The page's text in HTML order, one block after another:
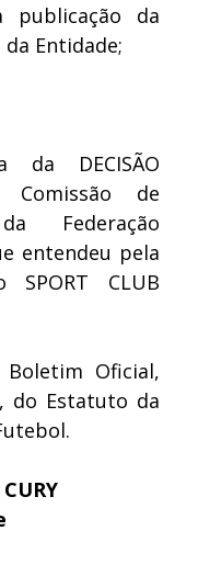
publicação da
da Entidade;
DECISÃO
de
Federação
entendeu pela
CLUB
Oficial,
do Estatuto da